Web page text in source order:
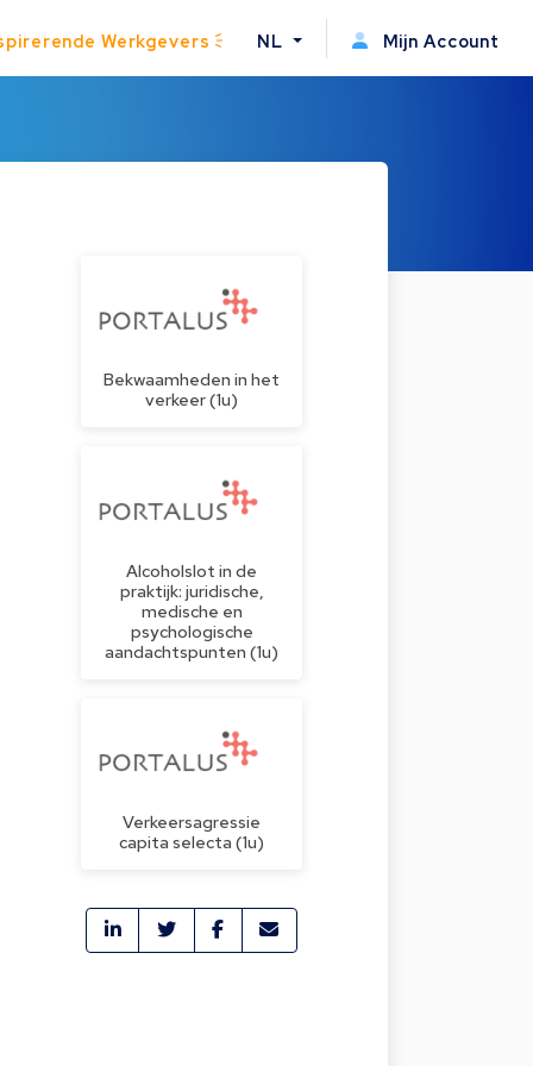
Werkgevers NL Mijn Account
Bekwaamheden in het
verkeer (1u)
Alcoholslot in de
praktijk: juridische,
medische en
psychologische
aandachtspunten (1u)
Verkeersagressie
capita selecta (1u)